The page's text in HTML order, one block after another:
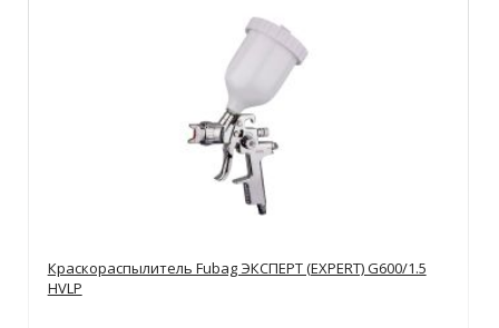
Краскораспылитель Fubag ЭКСПЕРТ (EXPERT) G600/1.5
HVLP